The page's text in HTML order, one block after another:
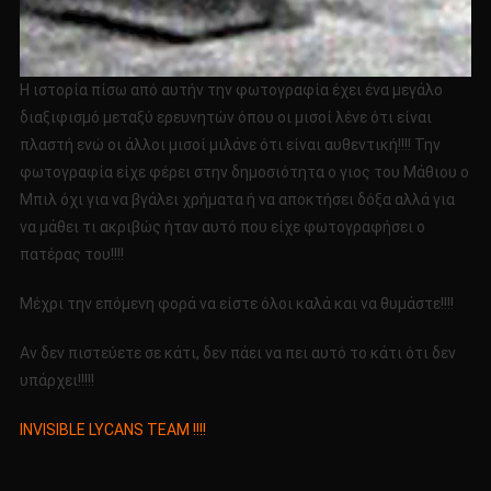
Η ιστορία πίσω από αυτήν την φωτογραφία έχει ένα μεγάλο
διαξιφισμό μεταξύ ερευνητών όπου οι μισοί λένε ότι είναι
πλαστή ενώ οι άλλοι μισοί μιλάνε ότι είναι αυθεντική!!!! Την
φωτογραφία είχε φέρει στην δημοσιότητα ο γιος του Μάθιου ο
Μπιλ όχι για να βγάλει χρήματα ή να αποκτήσει δόξα αλλά για
να μάθει τι ακριβώς ήταν αυτό που είχε φωτογραφήσει ο
πατέρας του!!!!
Μέχρι την επόμενη φορά να είστε όλοι καλά και να θυμάστε!!!!
Αν δεν πιστεύετε σε κάτι, δεν πάει να πει αυτό το κάτι ότι δεν
υπάρχει!!!!!
INVISIBLE LYCANS TEAM !!!!